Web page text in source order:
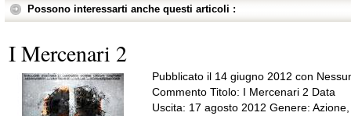
Possono interessarti anche questi articoli :
I Mercenari 2
Pubblicato il 14 giugno 2012 con
Commento Titolo: I Mercenari 2 Data
Uscita: 17 agosto 2012 Genere: Azione,